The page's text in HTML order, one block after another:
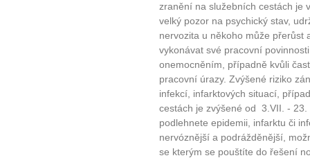
zranění na služebních cestách je
velký pozor na psychický stav,
nervozita u někoho může přerůst
vykonávat své pracovní
onemocněním, případně kvůli
pracovní úrazy. Zvýšené riziko
infekcí, infarktových situací,
cestách je zvýšené od 3.VII. -
podlehnete epidemii, infarktu či
nervóznější a podrážděnější,
se kterým se pouštíte do řešení